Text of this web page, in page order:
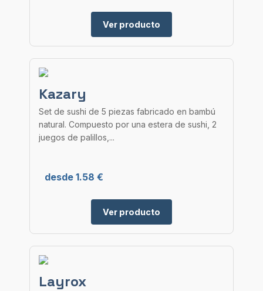
Ver producto
Kazary
Set de sushi de 5 piezas fabricado en bambú
natural. Compuesto por una estera de sushi, 2
juegos de palillos,...
desde 1.58 €
Ver producto
Layrox